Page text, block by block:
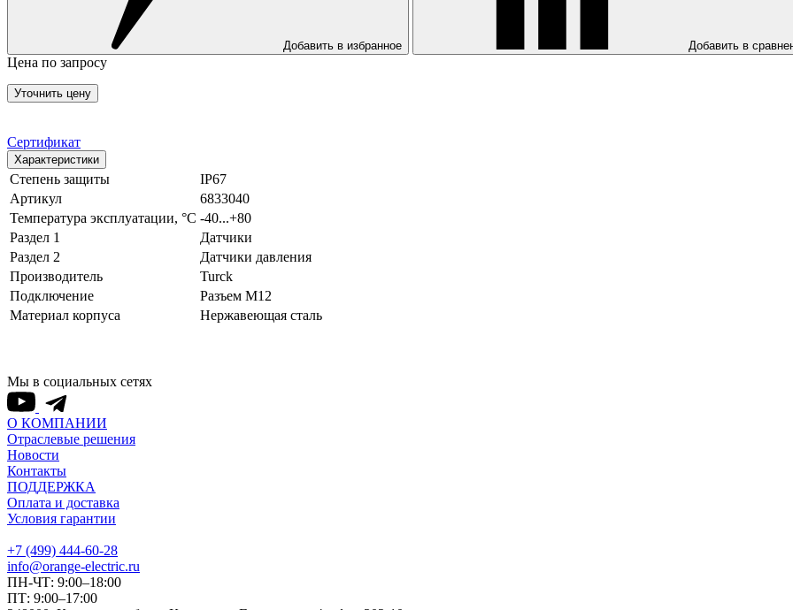
Добавить в избранное Добавить в
Цена по запросу
Уточнить цену
Сертификат
Характеристики
Степень защиты
IP67
Артикул
6833040
Температура эксплуатации, °С -40...+80
Раздел 1
Датчики
Раздел 2
Датчики давления
Производитель
Turck
Подключение
Разъем M12
Материал корпуса
Нержавеющая сталь
Мы в социальных сетях
О КОМПАНИИ
Отраслевые решения
Новости
Контакты
ПОДДЕРЖКА
Оплата и доставка
Условия гарантии
+7 (499) 444-60-28
info@orange-electric.ru
ПН-ЧТ: 9:00–18:00
ПТ: 9:00–17:00